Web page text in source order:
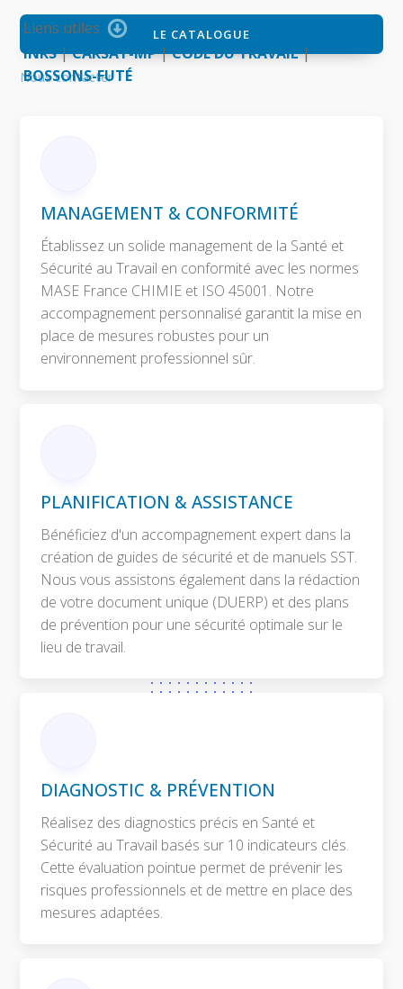
LE CATALOGUE
Nous contacter
Liens utiles
INRS|CARSAT-MP|CODE DU TRAVAIL|
BOSSONS-FUTÉ
MANAGEMENT & CONFORMITÉ
Établissez un solide management de la Santé et
Sécurité au Travail en conformité avec les normes
MASE France CHIMIE et ISO 45001. Notre
accompagnement personnalisé garantit la mise en
place de mesures robustes pour un
environnement professionnel sûr.
PLANIFICATION & ASSISTANCE
Bénéficiez d'un accompagnement expert dans la
création de guides de sécurité et de manuels SST.
Nous vous assistons également dans la rédaction
de votre document unique (DUERP) et des plans
de prévention pour une sécurité optimale sur le
lieu de travail.
DIAGNOSTIC & PRÉVENTION
Réalisez des diagnostics précis en Santé et
Sécurité au Travail basés sur 10 indicateurs clés.
Cette évaluation pointue permet de prévenir les
risques professionnels et de mettre en place des
mesures adaptées.